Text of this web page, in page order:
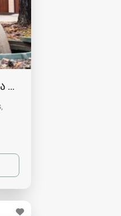
თბილისი 557554000